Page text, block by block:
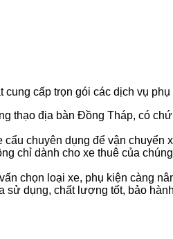
cấp trọn gói các dịch vụ
thạo địa bàn Đồng Tháp, có
chuyên dụng để vận chuyển
chỉ dành cho xe thuê của
chọn loại xe, phụ kiện càng
sử dụng, chất lượng tốt, bảo